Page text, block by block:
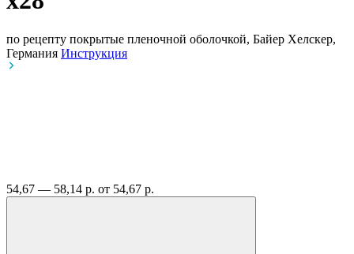
по рецепту покрытые пленочной оболочкой, Байер Хелскер,
Германия Инструкция
54,67 — 58,14 р. от 54,67 р.